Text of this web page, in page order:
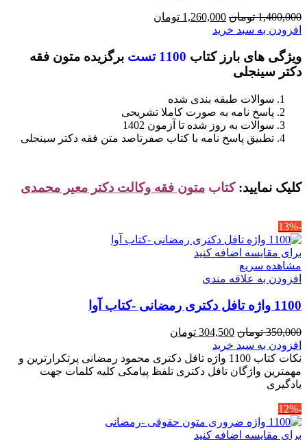
1,400,000 تومان قیمت
اصلی
بود.
1,260,000 تومان
است.
افزودن به سبد خرید
ویژگی های بارز کتاب 1100 تست
برگزیده متون فقه
دکتر سینجلی
سوالات طبقه بندی شده
پاسخ نامه به صورت کاملا تشریحی
سوالات به روز شده تا آزمون 1402
تطبیق پاسخ نامه با کتاب صفرتاصد متن فقه دکتر سینجلی
کلیک نمایید: کتاب متون فقه وکالت دکتر معیر محمدی
-13%
برای مقایسه اضافه کنید
مشاهده سریع
افزودن به علاقه مندی
1100 واژه تافل دکتری رمضانی -کتاب آوا
350,000 تومان قیمت
اصلی
350,000 تومان
بود.
304,500 تومان
304,500 تومان
است.
افزودن به سبد خرید
نکات کتاب 1100 واژه تافل دکتری محمود رمضانی پرتکرارترین و
مهمترین واژگان تافل دکتری تلفظ پیامکی کلیه کلمات جهت
یادگیری
-12%
برای مقایسه اضافه کنید